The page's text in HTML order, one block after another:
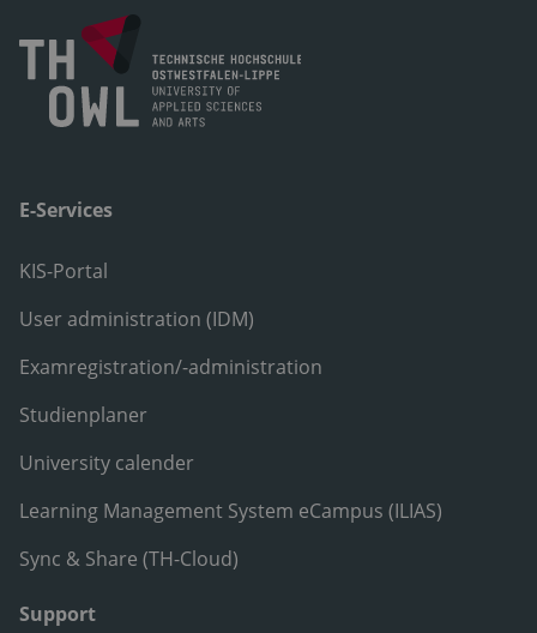
E-Services
KIS-Portal
User administration (IDM)
Examregistration/-administration
Studienplaner
University calender
Learning Management System eCampus (ILIAS)
Sync & Share (TH-Cloud)
Support